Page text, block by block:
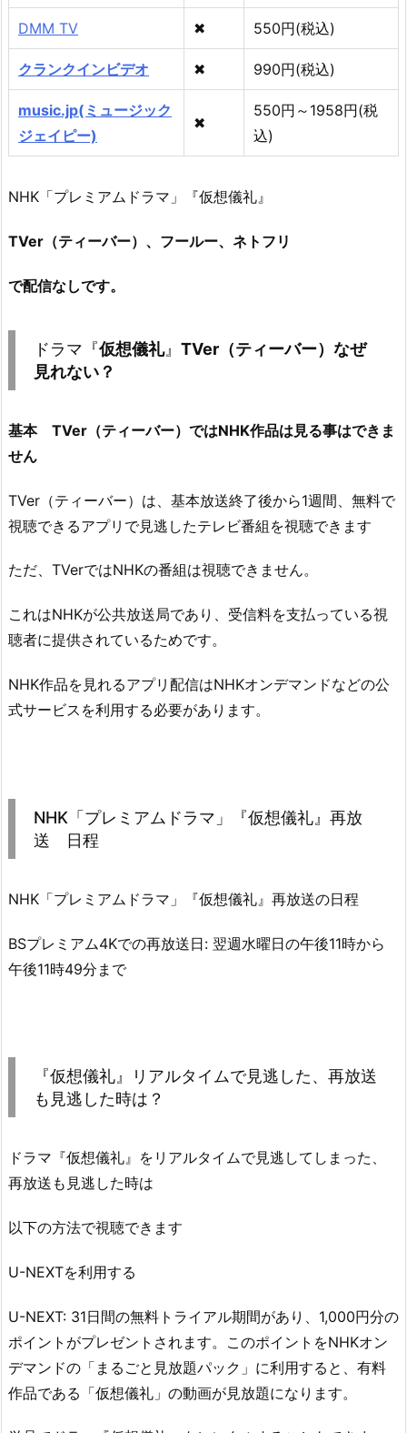
DMM TV ✖ 550円(税込)
クランクインビデオ ✖ 990円(税込)
music.jp(ミュージック
ジェイピー)
✖
550円～1958円(税
込)
NHK「プレミアムドラマ」『仮想儀礼』
TVer（ティーバー）、フールー、ネトフリ
で配信なしです。
ドラマ『仮想儀礼』 TVer（ティーバー）なぜ
見れない？
基本 TVer（ティーバー）ではNHK作品は見る事はできま
せん
TVer（ティーバー）は、基本放送終了後から1週間、無料で
視聴できるアプリで見逃したテレビ番組を視聴できます
ただ、TVerではNHKの番組は視聴できません。
これはNHKが公共放送局であり、受信料を支払っている視
聴者に提供されているためです。
NHK作品を見れるアプリ配信はNHKオンデマンドなどの公
式サービスを利用する必要があります。
NHK「プレミアムドラマ」『仮想儀礼』再放
送 日程
NHK「プレミアムドラマ」『仮想儀礼』再放送の日程
BSプレミアム4Kでの再放送日: 翌週水曜日の午後11時から
午後11時49分まで
『仮想儀礼』リアルタイムで見逃した、再放送
も見逃した時は？
ドラマ『仮想儀礼』をリアルタイムで見逃してしまった、
再放送も見逃した時は
以下の方法で視聴できます
U-NEXTを利用する
U-NEXT: 31日間の無料トライアル期間があり、1,000円分の
ポイントがプレゼントされます。このポイントをNHKオン
デマンドの「まるごと見放題パック」に利用すると、有料
作品である「仮想儀礼」の動画が見放題になります。